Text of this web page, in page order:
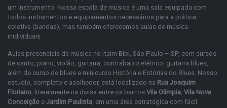
um instrumento. Nossa escola de música é uma sala equipada com
todos instrumentos e equipamentos necessários para a prática
coletiva (bandas), mas também oferecemos aulas de música
inidividuais
Aulas presenciais de música no Itaim Bibi, São Paulo – SP, com cursos
de canto, piano, violão, guitarra, contrabaixo elétrico, guitarra blues,
além de curso de blues e minicurso História e Estórias do Blues. Nosso
estúdio, completo e acolhedor, está localizado na Rua Joaquim
Floriano, literalmente na divisa entre os bairros Vila Olímpia, Vila Nova
Conceição e Jardim Paulista, em uma área estratégica com fácil